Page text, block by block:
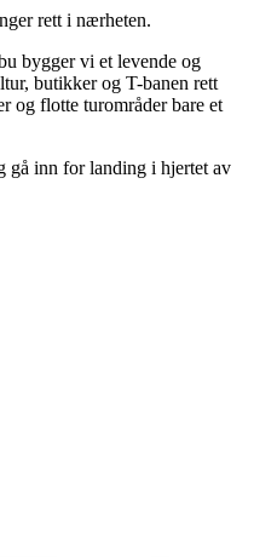
rett i nærheten.
bygger vi et levende og
butikker og T-banen rett
og flotte turområder bare et
gå inn for landing i hjertet av